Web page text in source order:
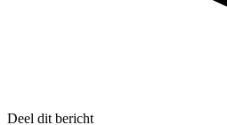
Deel dit bericht